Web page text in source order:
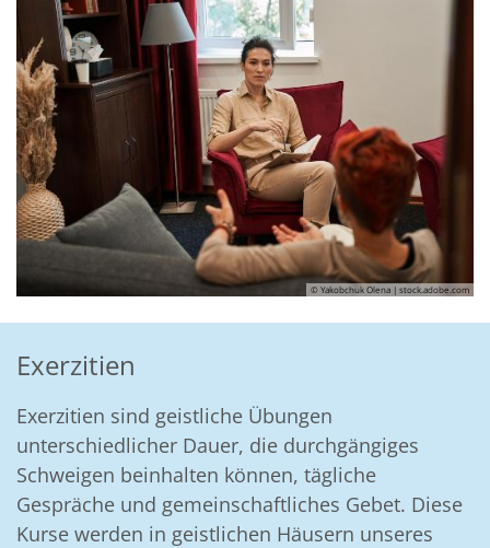
© Yakobchuk Olena | stock.adobe.com
Exerzitien
Exerzitien sind geistliche Übungen
unterschiedlicher Dauer, die durchgängiges
Schweigen beinhalten können, tägliche
Gespräche und gemeinschaftliches Gebet. Diese
Kurse werden in geistlichen Häusern unseres